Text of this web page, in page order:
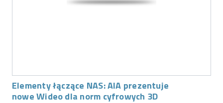
Elementy łączące NAS: AIA prezentuje
nowe Wideo dla norm cyfrowych 3D